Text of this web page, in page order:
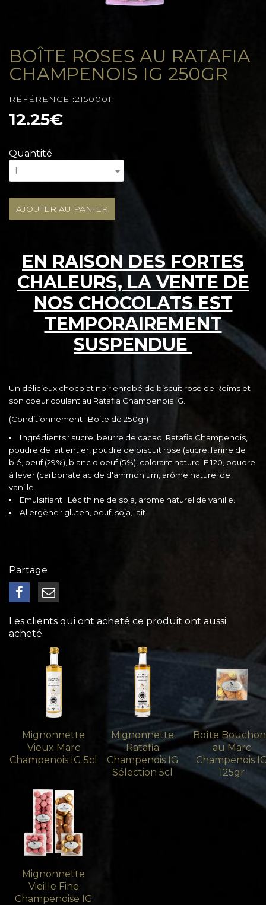
BOÎTE ROSES AU RATAFIA
CHAMPENOIS IG 250GR
RÉFÉRENCE :21500011
12.25€
Quantité
1
AJOUTER AU PANIER
EN RAISON DES FORTES
CHALEURS, LA VENTE DE
NOS CHOCOLATS EST
TEMPORAIREMENT
SUSPENDUE
Un délicieux chocolat noir enrobé de biscuit rose de Reims et
son coeur coulant au Ratafia Champenois IG.
(Conditionnement : Boite de 250gr)
Ingrédients : sucre, beurre de cacao, Ratafia Champenois,
poudre de lait entier, poudre de biscuit rose (sucre, farine de
blé, oeuf (29%), blanc d'oeuf (5%), colorant naturel E 120, poudre
à lever (carbonate acide d'ammonium, arôme naturel de
vanille.
Emulsifiant : Lécithine de soja, arome naturel de vanille.
Allergène : gluten, oeuf, soja, lait.
Partage
Les clients qui ont acheté ce produit ont aussi
acheté
Mignonnette
Vieux Marc
Champenois IG 5cl
Mignonnette
Ratafia
Champenois IG
Sélection 5cl
Boîte
au Marc
Champenois
125gr
Mignonnette
Vieille Fine
Champenoise IG